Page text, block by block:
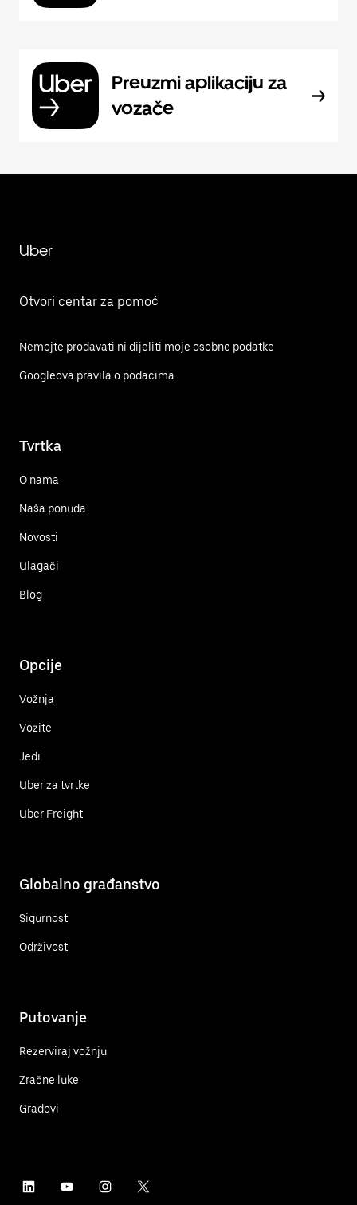
Preuzmi aplikaciju za
vozače
Uber
Otvori centar za pomoć
Nemojte prodavati ni dijeliti moje osobne podatke
Googleova pravila o podacima
Tvrtka
O nama
Naša ponuda
Novosti
Ulagači
Blog
Opcije
Vožnja
Vozite
Jedi
Uber za tvrtke
Uber Freight
Globalno građanstvo
Sigurnost
Održivost
Putovanje
Rezerviraj vožnju
Zračne luke
Gradovi